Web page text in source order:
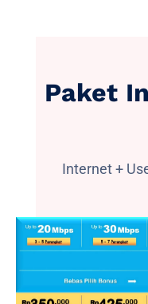
Paket
Internet +